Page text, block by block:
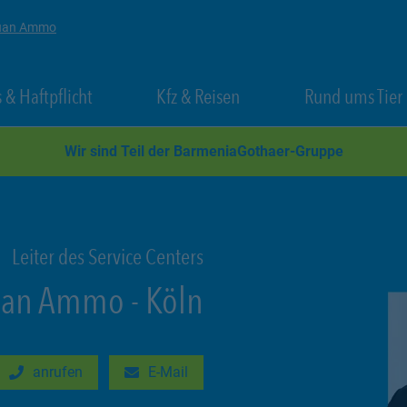
Ammo
Tab
& HaftpflichtLink Opens in New Tab
Kfz & Reisen Link Opens in New Tab
Rund ums Tier
Wir sind Teil der BarmeniaGothaer-Gruppe
Leiter des Service Centers
Ammo - Köln
Tabanrufen E-Mail
Link Opens in New Tab